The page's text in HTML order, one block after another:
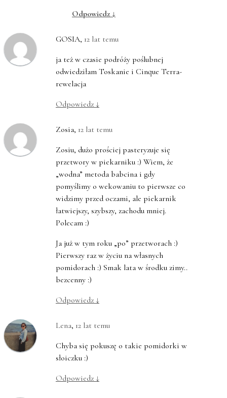
Odpowiedz ↓
GOSIA, 12 lat temu
ja też w czasie podróży poślubnej
odwiedziłam Toskanie i Cinque Terra-
rewelacja
Odpowiedz ↓
Zosia, 12 lat temu
Zosiu, dużo prościej pasteryzuje się
przetwory w piekarniku :) Wiem, że
„wodna” metoda babcina i gdy
pomyślimy o wekowaniu to pierwsze co
widzimy przed oczami, ale piekarnik
łatwiejszy, szybszy, zachodu mniej.
Polecam :)
Ja już w tym roku „po” przetworach :)
Pierwszy raz w życiu na własnych
pomidorach :) Smak lata w środku zimy..
bezcenny :)
Odpowiedz ↓
Lena, 12 lat temu
Chyba się pokuszę o takie pomidorki w
słoiczku :)
Odpowiedz ↓